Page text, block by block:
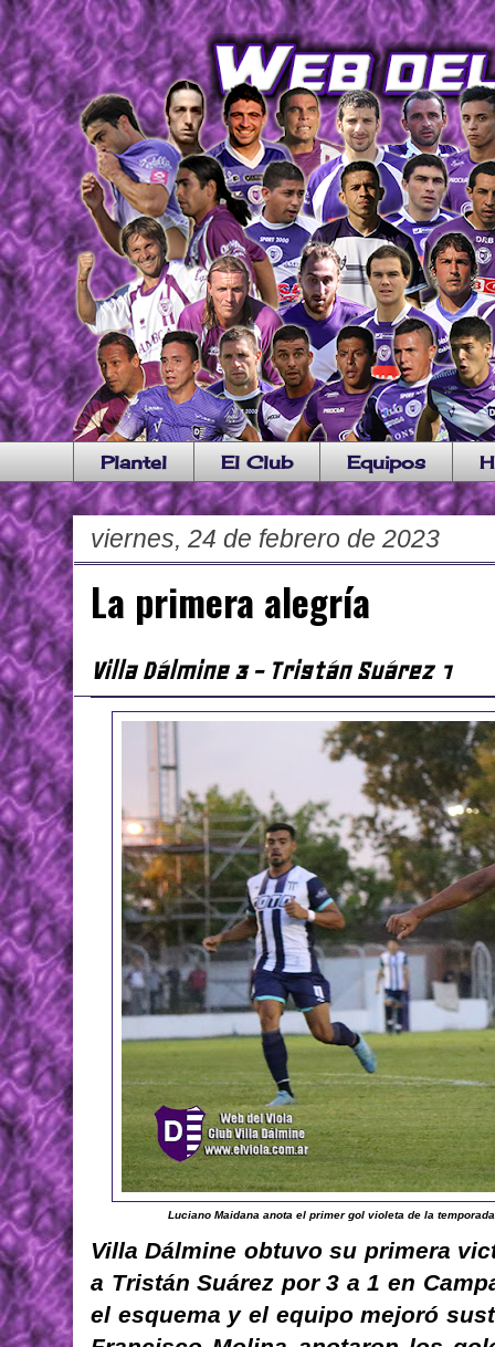
Plantel El Club Equipos
viernes, 24 de febrero de 2023
La primera alegría
Villa Dálmine 3 - Tristán Suárez 1
Luciano Maidana anota el primer gol violeta de la
Villa Dálmine obtuvo su primera
a Tristán Suárez por 3 a 1 en
el esquema y el equipo mejoró